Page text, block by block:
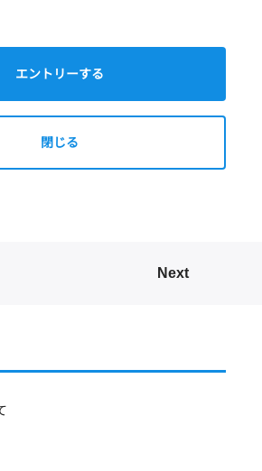
閉じる
エントリーする
Next